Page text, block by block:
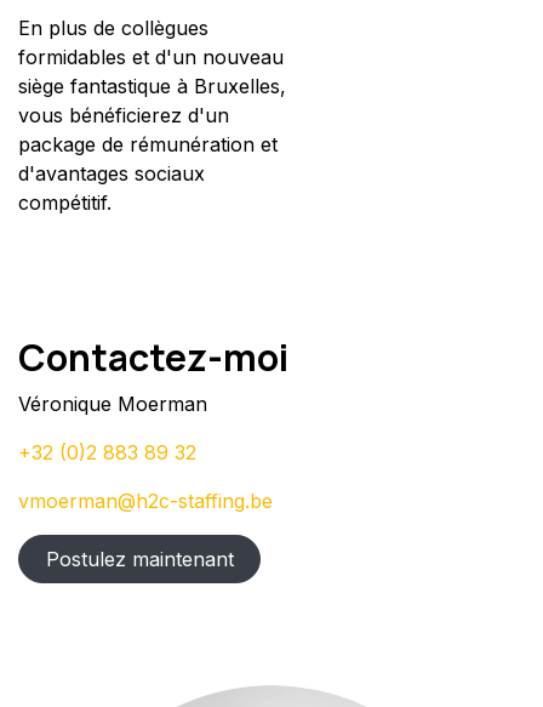
En plus de collègues
formidables et d'un nouveau
siège fantastique à Bruxelles,
vous bénéficierez d'un
package de rémunération et
d'avantages sociaux
compétitif.
Contactez-moi
Véronique Moerman
+32 (0)2 883 89 32
vmoerman@h2c-staffing.be
Postulez maintenant